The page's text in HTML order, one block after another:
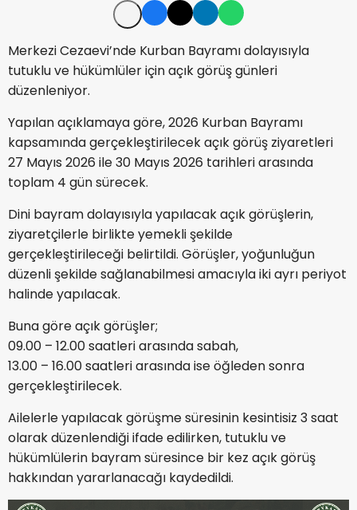
Merkezi Cezaevi’nde Kurban Bayramı dolayısıyla
tutuklu ve hükümlüler için açık görüş günleri
düzenleniyor.
Yapılan açıklamaya göre, 2026 Kurban Bayramı
kapsamında gerçekleştirilecek açık görüş ziyaretleri
27 Mayıs 2026 ile 30 Mayıs 2026 tarihleri arasında
toplam 4 gün sürecek.
Dini bayram dolayısıyla yapılacak açık görüşlerin,
ziyaretçilerle birlikte yemekli şekilde
gerçekleştirileceği belirtildi. Görüşler, yoğunluğun
düzenli şekilde sağlanabilmesi amacıyla iki ayrı periyot
halinde yapılacak.
Buna göre açık görüşler;
09.00 – 12.00 saatleri arasında sabah,
13.00 – 16.00 saatleri arasında ise öğleden sonra
gerçekleştirilecek.
Ailelerle yapılacak görüşme süresinin kesintisiz 3 saat
olarak düzenlendiği ifade edilirken, tutuklu ve
hükümlülerin bayram süresince bir kez açık görüş
hakkından yararlanacağı kaydedildi.